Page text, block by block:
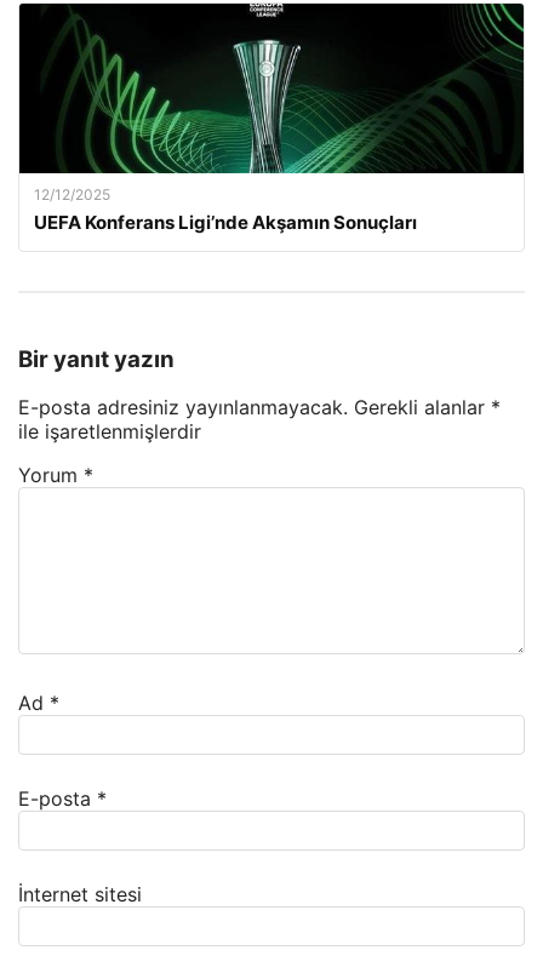
12/12/2025
UEFA Konferans Ligi’nde Akşamın Sonuçları
Bir yanıt yazın
E-posta adresiniz yayınlanmayacak. Gerekli alanlar *
ile işaretlenmişlerdir
Yorum *
Ad *
E-posta *
İnternet sitesi